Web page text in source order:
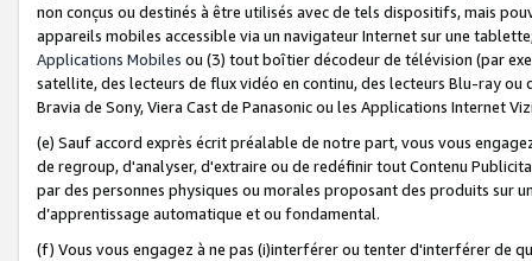
non conçus ou destinés à être utilisés avec de tels dispositifs, mais
appareils mobiles accessible via un navigateur Internet sur une
Applications Mobiles ou (3) tout boîtier décodeur de télévision (par
satellite, des lecteurs de flux vidéo en continu, des lecteurs Blu-ray
Bravia de Sony, Viera Cast de Panasonic ou les Applications Internet
(e) Sauf accord exprès écrit préalable de notre part, vous vous
de regroup, d'analyser, d'extraire ou de redéfinir tout Contenu
par des personnes physiques ou morales proposant des produits sur
d’apprentissage automatique et ou fondamental.
(f) Vous vous engagez à ne pas (i)interférer ou tenter d'interférer de